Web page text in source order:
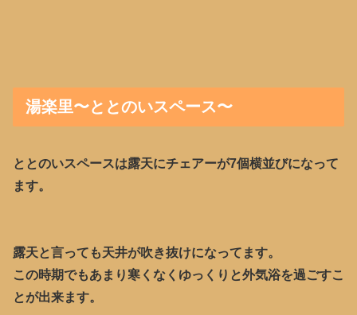
湯楽里〜ととのいスペース〜
ととのいスペースは露天にチェアーが7個横並びになって
ます。
露天と言っても天井が吹き抜けになってます。
この時期でもあまり寒くなくゆっくりと外気浴を過ごすこ
とが出来ます。